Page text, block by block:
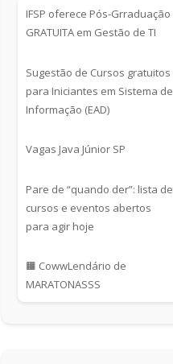
IFSP oferece Pós-Grraduação
GRATUITA em Gestão de TI
Sugestão de Cursos gratuitos
para Iniciantes em Sistema de
Informação (EAD)
Vagas Java Júnior SP
Pare de “quando der”: lista de
cursos e eventos abertos
para agir hoje
🟧 CowwLendário de
MARATONASSS